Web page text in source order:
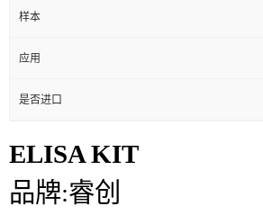
样本
应用
是否进口
ELISA KIT
品牌:睿创